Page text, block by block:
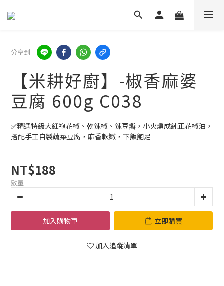
分享到
【米耕好廚】-椒香麻婆
豆腐 600g C038
✅精選特級大紅袍花椒、乾辣椒、辣豆瓣，小火煸成純正花椒油，
搭配手工自製蔬菜豆腐，麻香軟嫩，下飯飽足
NT$188
數量
加入購物車 立即購買
加入追蹤清單